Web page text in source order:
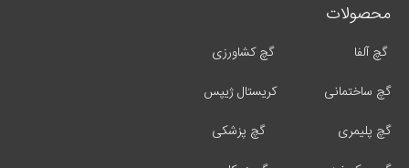
محصولات
گچ آلفا
گچ کشاورزی
گچ ساختمانی
کریستال ژیپس
گچ پلیمری
گچ پزشکی